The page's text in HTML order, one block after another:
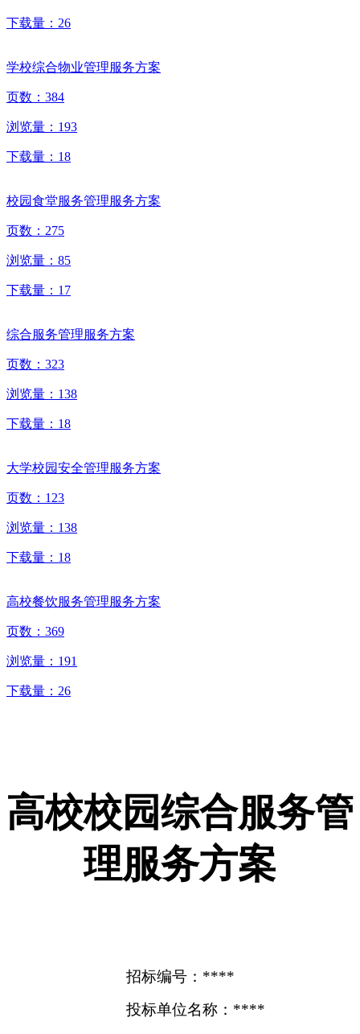
下载量： 26
学校综合物业管理服务方案
页数： 384
浏览量： 193
下载量： 18
校园食堂服务管理服务方案
页数： 275
浏览量： 85
下载量： 17
综合服务管理服务方案
页数： 323
浏览量： 138
下载量： 18
大学校园安全管理服务方案
页数： 123
浏览量： 138
下载量： 18
高校餐饮服务管理服务方案
页数： 369
浏览量： 191
下载量： 26
高校校园综合服务管
理服务方案
招标编号：****
投标单位名称：****